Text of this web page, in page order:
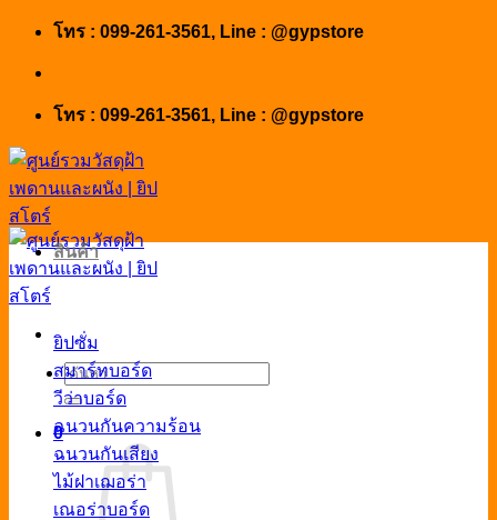
Skip
โทร : 099-261-3561, Line : @gypstore
โทร : 099-261-3561, Line : @gypstore
ค้นหา:
0
สินค้า
ยิปซั่ม
สมาร์ทบอร์ด
วีว่าบอร์ด
ฉนวนกันความร้อน
ฉนวนกันเสียง
ไม้ฝาเฌอร่า
เณอร่าบอร์ด